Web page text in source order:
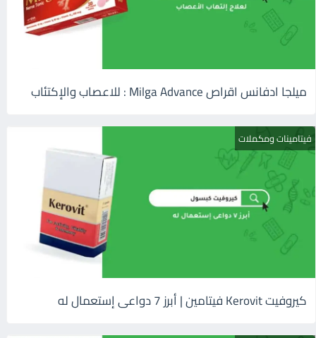
ميلجا ادفانس اقراص Milga Advance : للاعصاب والإكتئاب
فيتامينات ومكملات
كيروفيت Kerovit فيتامين | أبرز 7 دواعى إستعمال له